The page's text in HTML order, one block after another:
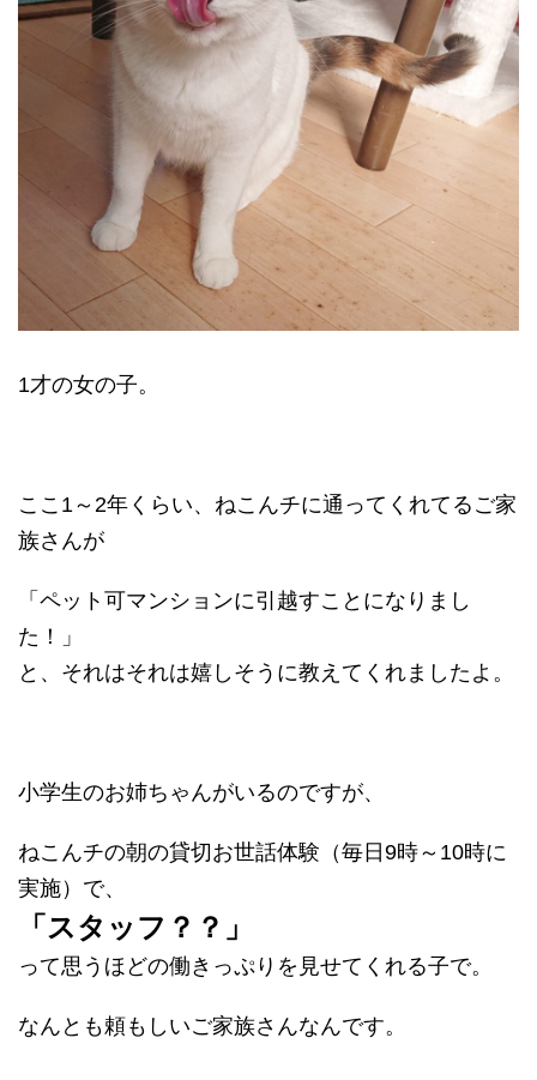
1才の女の子。
ここ1～2年くらい、ねこんチに通ってくれてるご家
族さんが
「ペット可マンションに引越すことになりまし
た！」
と、それはそれは嬉しそうに教えてくれましたよ。
小学生のお姉ちゃんがいるのですが、
ねこんチの朝の貸切お世話体験（毎日9時～10時に
実施）で、
「スタッフ？？」
って思うほどの働きっぷりを見せてくれる子で。
なんとも頼もしいご家族さんなんです。